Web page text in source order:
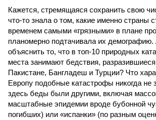
Кажется, стремящаяся сохранить свою
что-то знала о том, какие именно страны
временем самыми «грязными» в плане
планомерно подтачивала их
объяснить то, что в топ-10 природных
места занимают бедствия,
Пакистане, Бангладеш и Турции? Что
Европу подобные катастрофы никогда не
здесь беды были другими, включая
масштабные эпидемии вроде бубонной
погибших) или «испанки» (по разным